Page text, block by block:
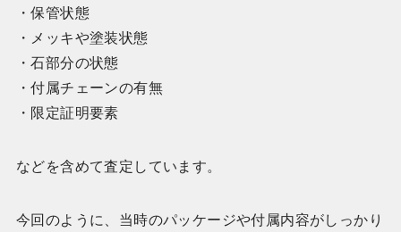
・保管状態
・メッキや塗装状態
・石部分の状態
・付属チェーンの有無
・限定証明要素
などを含めて査定しています。
今回のように、当時のパッケージや付属内容がしっかり